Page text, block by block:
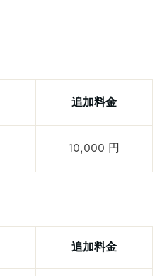
追加料金
10,000 円
追加料金